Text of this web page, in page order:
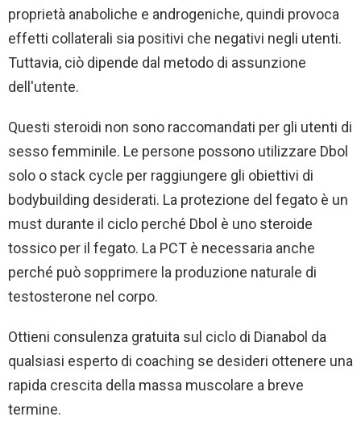
proprietà anaboliche e androgeniche, quindi provoca
effetti collaterali sia positivi che negativi negli utenti.
Tuttavia, ciò dipende dal metodo di assunzione
dell'utente.
Questi steroidi non sono raccomandati per gli utenti di
sesso femminile. Le persone possono utilizzare Dbol
solo o stack cycle per raggiungere gli obiettivi di
bodybuilding desiderati. La protezione del fegato è un
must durante il ciclo perché Dbol è uno steroide
tossico per il fegato. La PCT è necessaria anche
perché può sopprimere la produzione naturale di
testosterone nel corpo.
Ottieni consulenza gratuita sul ciclo di Dianabol da
qualsiasi esperto di coaching se desideri ottenere una
rapida crescita della massa muscolare a breve
termine.